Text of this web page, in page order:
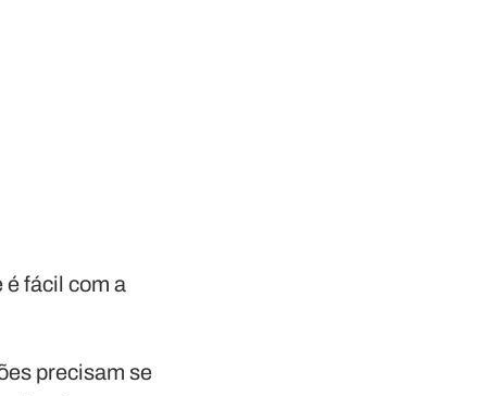
é fácil com a
precisam se